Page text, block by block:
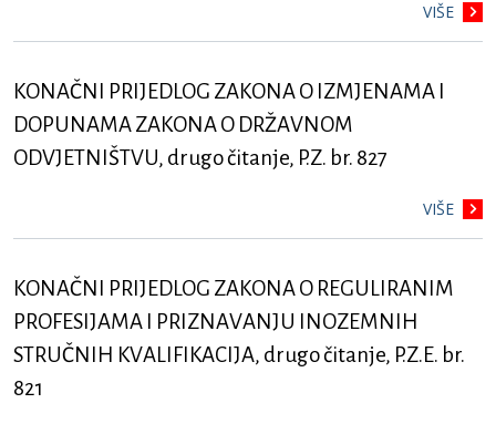
VIŠE
KONAČNI PRIJEDLOG ZAKONA O IZMJENAMA I
DOPUNAMA ZAKONA O DRŽAVNOM
ODVJETNIŠTVU, drugo čitanje, P.Z. br. 827
VIŠE
KONAČNI PRIJEDLOG ZAKONA O REGULIRANIM
PROFESIJAMA I PRIZNAVANJU INOZEMNIH
STRUČNIH KVALIFIKACIJA, drugo čitanje, P.Z.E. br.
821